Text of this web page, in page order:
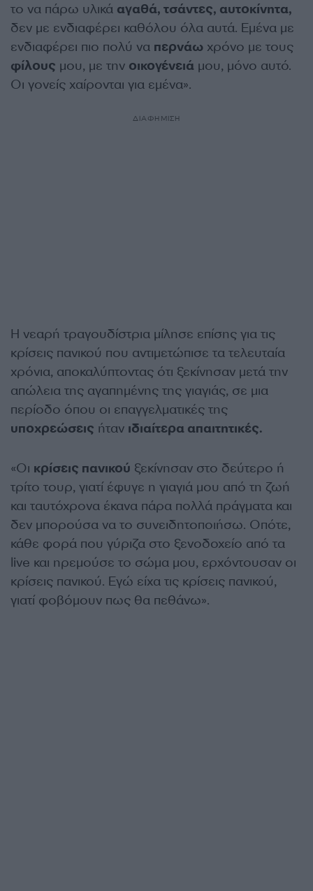
το να πάρω υλικά αγαθά, τσάντες, αυτοκίνητα,
δεν με ενδιαφέρει καθόλου όλα αυτά. Εμένα με
ενδιαφέρει πιο πολύ να περνάω χρόνο με τους
φίλους μου, με την οικογένειά μου, μόνο αυτό.
Οι γονείς χαίρονται για εμένα».
ΔΙΑΦΗΜΙΣΗ
Η νεαρή τραγουδίστρια μίλησε επίσης για τις
κρίσεις πανικού που αντιμετώπισε τα τελευταία
χρόνια, αποκαλύπτοντας ότι ξεκίνησαν μετά την
απώλεια της αγαπημένης της γιαγιάς, σε μια
περίοδο όπου οι επαγγελματικές της
υποχρεώσεις ήταν ιδιαίτερα απαιτητικές.
«Οι κρίσεις πανικού ξεκίνησαν στο δεύτερο ή
τρίτο τουρ, γιατί έφυγε η γιαγιά μου από τη ζωή
και ταυτόχρονα έκανα πάρα πολλά πράγματα και
δεν μπορούσα να το συνειδητοποιήσω. Οπότε,
κάθε φορά που γύριζα στο ξενοδοχείο από τα
live και ηρεμούσε το σώμα μου, ερχόντουσαν οι
κρίσεις πανικού. Εγώ είχα τις κρίσεις πανικού,
γιατί φοβόμουν πως θα πεθάνω».